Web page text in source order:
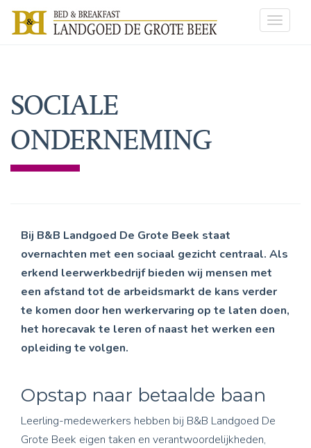
Toggle
SOCIALE
ONDERNEMING
Bij B&B Landgoed De Grote Beek staat
overnachten met een sociaal gezicht centraal. Als
erkend leerwerkbedrijf bieden wij mensen met
een afstand tot de arbeidsmarkt de kans verder
te komen door hen werkervaring op te laten doen,
het horecavak te leren of naast het werken een
opleiding te volgen.
Opstap naar betaalde baan
Leerling-medewerkers hebben bij B&B Landgoed De
Grote Beek eigen taken en verantwoordelijkheden,